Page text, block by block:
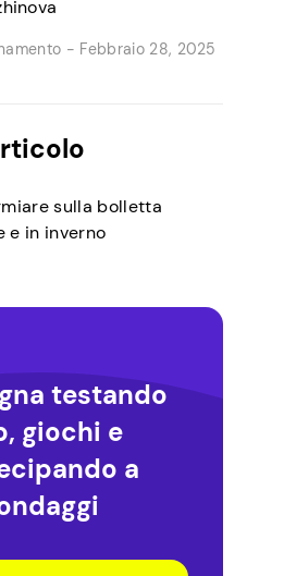
- Febbraio 28, 2025
sulla bolletta
e in inverno
testando
giochi e
a